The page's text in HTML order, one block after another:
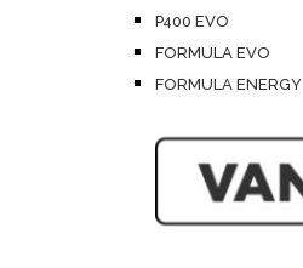
P400 EVO
FORMULA EVO
FORMULA ENERGY